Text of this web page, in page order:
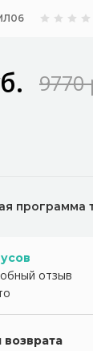
9770
программа
отзыв
возврата